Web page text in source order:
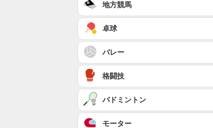
地方競馬
卓球
バレー
格闘技
バドミントン
モーター